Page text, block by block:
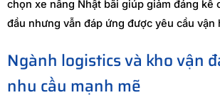
chọn xe nâng Nhật bãi giúp giảm đáng kể
đầu nhưng vẫn đáp ứng được yêu cầu vận
Ngành logistics và kho vận
nhu cầu mạnh mẽ